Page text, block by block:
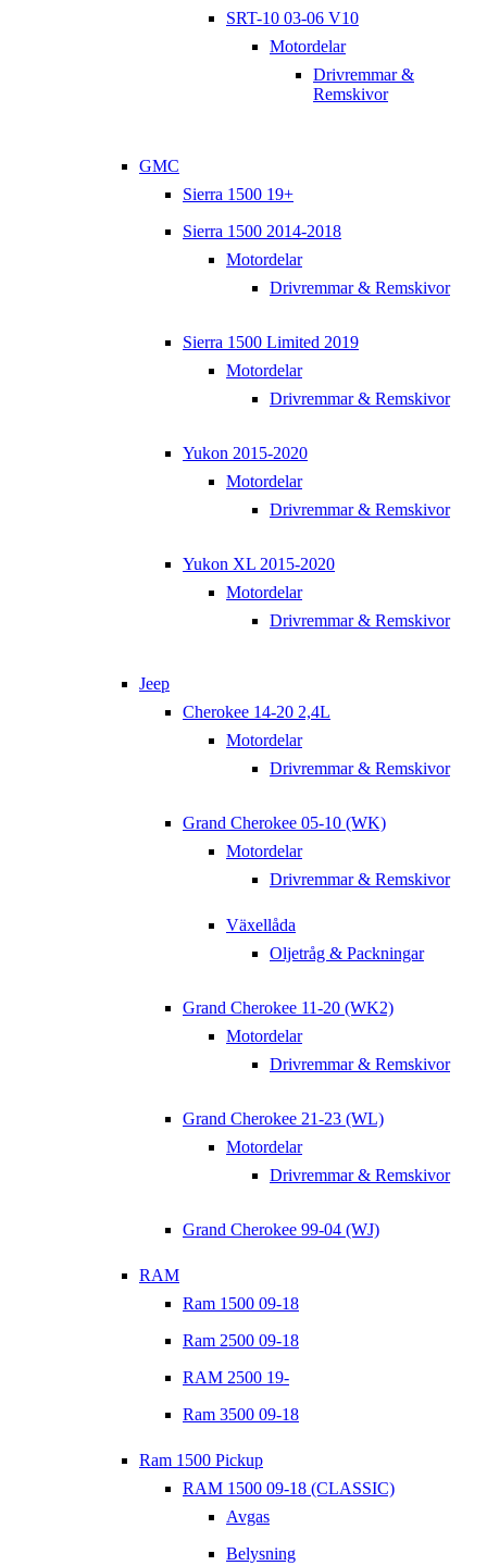
SRT-10 03-06 V10
Motordelar
Drivremmar &
Remskivor
GMC
Sierra 1500 19+
Sierra 1500 2014-2018
Motordelar
Drivremmar & Remskivor
Sierra 1500 Limited 2019
Motordelar
Drivremmar & Remskivor
Yukon 2015-2020
Motordelar
Drivremmar & Remskivor
Yukon XL 2015-2020
Motordelar
Drivremmar & Remskivor
Jeep
Cherokee 14-20 2,4L
Motordelar
Drivremmar & Remskivor
Grand Cherokee 05-10 (WK)
Motordelar
Drivremmar & Remskivor
Växellåda
Oljetråg & Packningar
Grand Cherokee 11-20 (WK2)
Motordelar
Drivremmar & Remskivor
Grand Cherokee 21-23 (WL)
Motordelar
Drivremmar & Remskivor
Grand Cherokee 99-04 (WJ)
RAM
Ram 1500 09-18
Ram 2500 09-18
RAM 2500 19-
Ram 3500 09-18
Ram 1500 Pickup
RAM 1500 09-18 (CLASSIC)
Avgas
Belysning